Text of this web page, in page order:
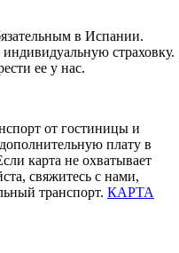
в Испании.
страховку.
ее у нас.
от гостиницы и
плату в
карта не охватывает
свяжитесь с нами,
транспорт. КАРТА